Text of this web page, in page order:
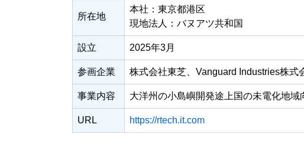
所在地
本社：東京都港区
現地法人：バヌアツ共和国
設立 2025年3月
参画企業 株式会社東芝、Vanguard Industries株式
事業内容 大洋州の小島嶼開発途上国の未電化地
URL https://rtech.it.com